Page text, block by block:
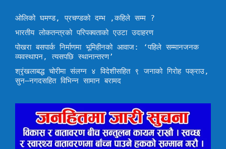
ओलिको घमण्ड, प्रचण्डको दम्भ ,कहिले सम्म ?
भारतीय लोकतन्त्रको परिपक्वताको एउटा उदाहरण
पोखरा बसपार्क निर्माणमा भूमिहीनको आवाज: ‘पहिले सम्मानजनक
व्यवस्थापन, त्यसपछि स्थानान्तरण’
श्रृंखलाबद्ध चोरीमा संलग्न ४ विदेशीसहित ९ जनाको गिरोह पक्राउ,
सुन–नगदसहित विभिन्न सामान बरामद